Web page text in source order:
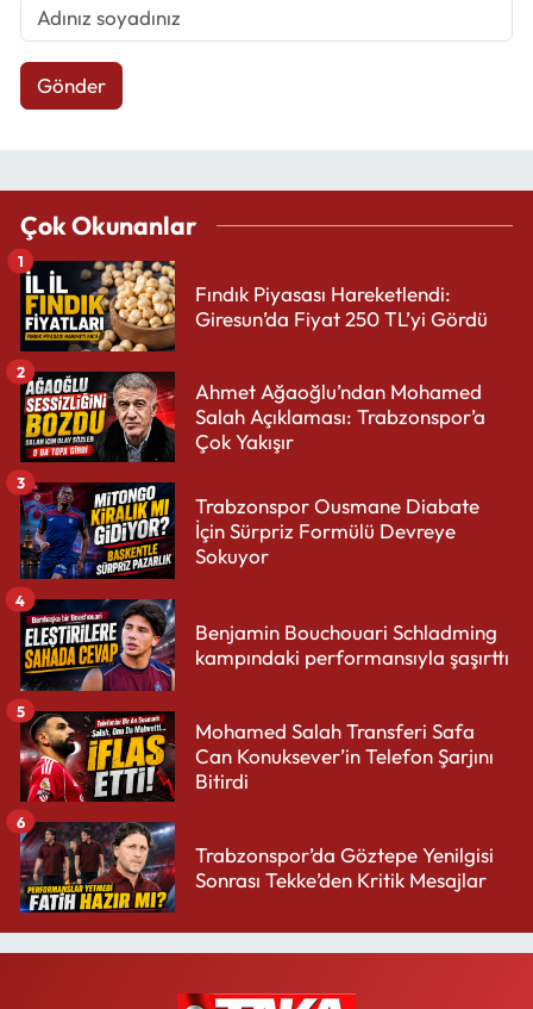
Gönder
Çok Okunanlar
Fındık Piyasası Hareketlendi:
Giresun’da Fiyat 250 TL’yi Gördü
1
Ahmet Ağaoğlu’ndan Mohamed
Salah Açıklaması: Trabzonspor’a
Çok Yakışır
2
Trabzonspor Ousmane Diabate
İçin Sürpriz Formülü Devreye
Sokuyor
3
Benjamin Bouchouari Schladming
kampındaki performansıyla şaşırttı
4
Mohamed Salah Transferi Safa
Can Konuksever’in Telefon Şarjını
Bitirdi
5
Trabzonspor’da Göztepe Yenilgisi
Sonrası Tekke’den Kritik Mesajlar
6